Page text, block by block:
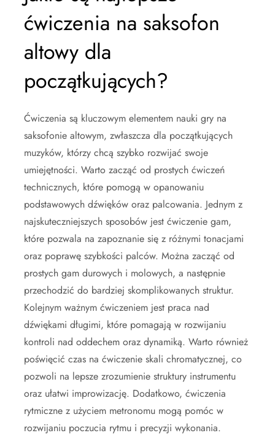
ćwiczenia na saksofon
altowy dla
początkujących?
Ćwiczenia są kluczowym elementem nauki gry na
saksofonie altowym, zwłaszcza dla początkujących
muzyków, którzy chcą szybko rozwijać swoje
umiejętności. Warto zacząć od prostych ćwiczeń
technicznych, które pomogą w opanowaniu
podstawowych dźwięków oraz palcowania. Jednym z
najskuteczniejszych sposobów jest ćwiczenie gam,
które pozwala na zapoznanie się z różnymi tonacjami
oraz poprawę szybkości palców. Można zacząć od
prostych gam durowych i molowych, a następnie
przechodzić do bardziej skomplikowanych struktur.
Kolejnym ważnym ćwiczeniem jest praca nad
dźwiękami długimi, które pomagają w rozwijaniu
kontroli nad oddechem oraz dynamiką. Warto również
poświęcić czas na ćwiczenie skali chromatycznej, co
pozwoli na lepsze zrozumienie struktury instrumentu
oraz ułatwi improwizację. Dodatkowo, ćwiczenia
rytmiczne z użyciem metronomu mogą pomóc w
rozwijaniu poczucia rytmu i precyzji wykonania.